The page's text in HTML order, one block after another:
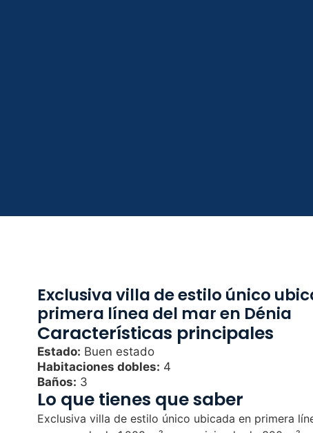
Exclusiva villa de estilo único
primera línea del mar en Dénia
Características principales
Estado: Buen estado
Habitaciones dobles: 4
Baños: 3
Lo que tienes que saber
Exclusiva villa de estilo único ubicada en primera